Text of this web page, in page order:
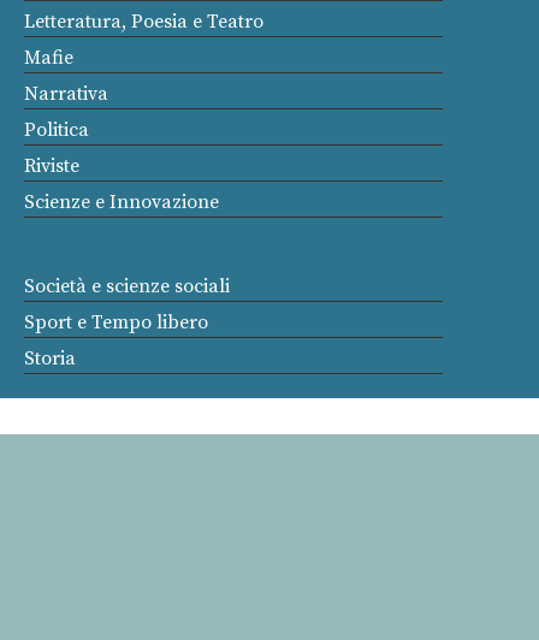
Letteratura, Poesia e Teatro
Mafie
Narrativa
Politica
Riviste
Scienze e Innovazione
Società e scienze sociali
Sport e Tempo libero
Storia